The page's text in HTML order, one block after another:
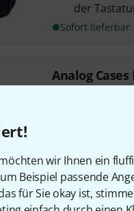
wir Ihnen ein
Beispiel passende
für Sie okay ist,
der
Sofort lieferbar
Analog Cases
Sofort lieferbar